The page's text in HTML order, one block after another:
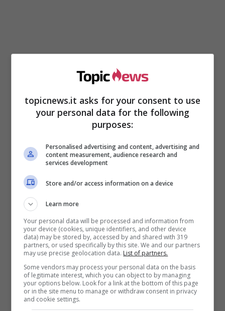
Da madre cubana e padre bolognese, dopo
essersi diplomata si iscrive all’Università LUISS
di Roma ma non porterà mai a termine il suo
percorso di studio
. Decide invece di tuffarsi nel
mondo della moda
ad essere il volto di diverse campagne
pubblicitarie e sfila per noti brand sulle
passerelle più importanti di Parigi.
Patrizia Bonettiè nota al pubblico per la sua
partecipazione alGrande Fratello Vip , quando
era già una modella ed aveva solo 22 anni.
Nella casa più spiata d’Italia la sua permanenza
dura soltanto 14 giorni. Ma la sua presenza più
topicnews.it asks for your consent to use
your personal data for the following
purposes:
Personalised advertising and content, advertising and
content measurement, audience research and
services development
Store and/or access information on a device
Learn more
Your personal data will be processed and information from
your device (cookies, unique identifiers, and other device
data) may be stored by, accessed by and shared with 319
partners, or used specifically by this site. We and our partners
may use precise geolocation data. List of partners.
Some vendors may process your personal data on the basis
of legitimate interest, which you can object to by managing
your options below. Look for a link at the bottom of this page
or in the site menu to manage or withdraw consent in privacy
and cookie settings.